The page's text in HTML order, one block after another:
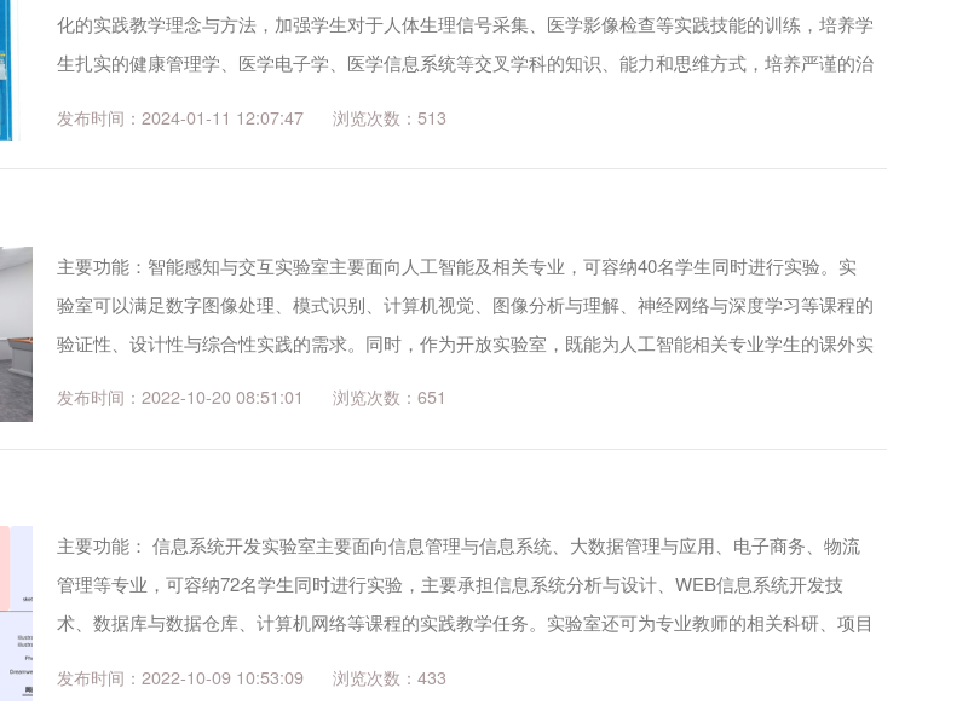
化的实践教学理念与方法，加强学生对于人体生理信号采集、医学影像检查等实践技能的训练，培养学
生扎实的健康管理学、医学电子学、医学信息系统等交叉学科的知识、能力和思维方式，培养严谨的治
发布时间：2024-01-11 12:07:47 513
主要功能：智能感知与交互实验室主要面向人工智能及相关专业，可容纳40名学生同时进行实验。实
验室可以满足数字图像处理、模式识别、计算机视觉、图像分析与理解、神经网络与深度学习等课程的
验证性、设计性与综合性实践的需求。同时，作为开放实验室，既能为人工智能相关专业学生的课外实
发布时间：2022-10-20 08:51:01 651
主要功能： 信息系统开发实验室主要面向信息管理与信息系统、大数据管理与应用、电子商务、物流
管理等专业，可容纳72名学生同时进行实验，主要承担信息系统分析与设计、WEB信息系统开发技
术、数据库与数据仓库、计算机网络等课程的实践教学任务。实验室还可为专业教师的相关科研、项目
发布时间：2022-10-09 10:53:09 433